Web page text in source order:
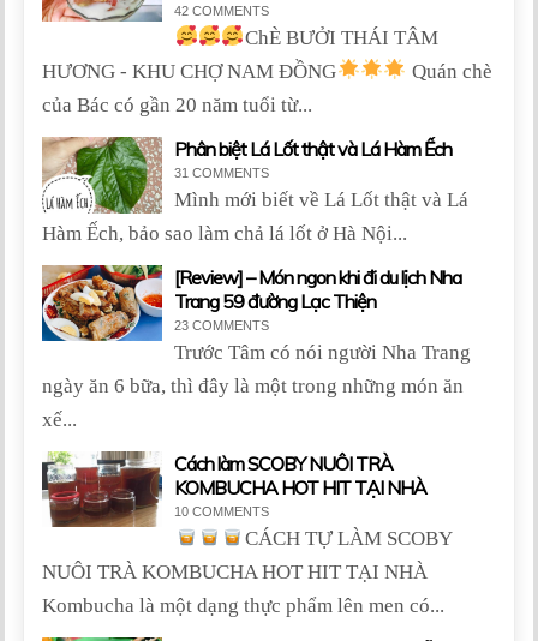
42 COMMENTS
ChÈ BƯỞI THÁI TÂM
HƯƠNG - KHU CHỢ NAM ĐỒNG
Quán chè
của Bác có gần 20 năm tuổi từ...
Phân biệt Lá Lốt thật và Lá Hàm Ếch
31 COMMENTS
Mình mới biết về Lá Lốt thật và Lá
Hàm Ếch, bảo sao làm chả lá lốt ở Hà Nội...
[Review] – Món ngon khi đi du lịch Nha
Trang 59 đường Lạc Thiện
23 COMMENTS
Trước Tâm có nói người Nha Trang
ngày ăn 6 bữa, thì đây là một trong những món ăn
xế...
Cách làm SCOBY NUÔI TRÀ
KOMBUCHA HOT HIT TẠI NHÀ
10 COMMENTS
CÁCH TỰ LÀM SCOBY
NUÔI TRÀ KOMBUCHA HOT HIT TẠI NHÀ
Kombucha là một dạng thực phẩm lên men có...